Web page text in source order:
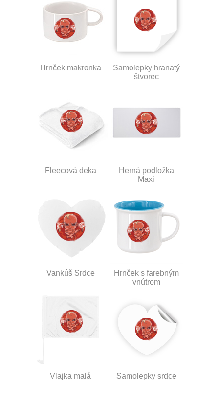
Hrnček makronka
Samolepky hranatý
štvorec
Fleecová deka
Herná podložka
Maxi
Vankúš Srdce
Hrnček s farebným
vnútrom
Vlajka malá Samolepky srdce